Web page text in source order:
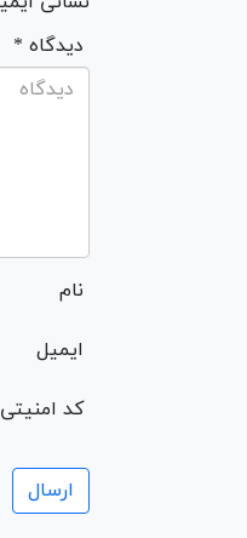
* دیدگاه
نام
ایمیل
* کد امنیتی